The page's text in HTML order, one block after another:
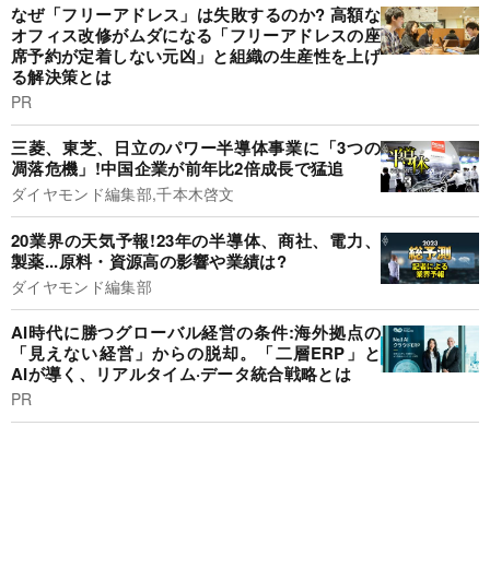
なぜ「フリーアドレス」は失敗するのか? 高額な
オフィス改修がムダになる「フリーアドレスの座
席予約が定着しない元凶」と組織の生産性を上げ
る解決策とは
PR
三菱、東芝、日立のパワー半導体事業に「3つの
凋落危機」!中国企業が前年比2倍成長で猛追
ダイヤモンド編集部,千本木啓文
20業界の天気予報!23年の半導体、商社、電力、
製薬...原料・資源高の影響や業績は?
ダイヤモンド編集部
AI時代に勝つグローバル経営の条件:海外拠点の
「見えない経営」からの脱却。「二層ERP」と
AIが導く、リアルタイム·データ統合戦略とは
PR